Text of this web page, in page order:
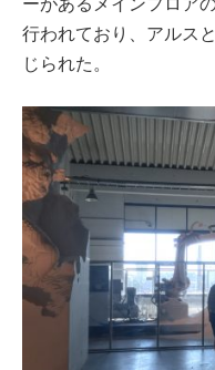
行われており、アルス
じられた。